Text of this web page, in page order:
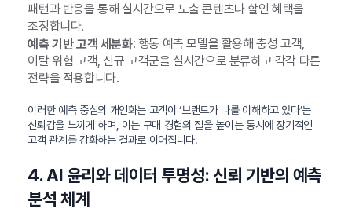
패턴과 반응을 통해 실시간으로 노출 콘텐츠나 할인 혜택을
조정합니다.
예측 기반 고객 세분화: 행동 예측 모델을 활용해 충성 고객,
이탈 위험 고객, 신규 고객군을 실시간으로 분류하고 각각 다른
전략을 적용합니다.
이러한 예측 중심의 개인화는 고객이 ‘브랜드가 나를 이해하고 있다’는
신뢰감을 느끼게 하며, 이는 구매 경험의 질을 높이는 동시에 장기적인
고객 관계를 강화하는 결과로 이어집니다.
4. AI 윤리와 데이터 투명성: 신뢰 기반의 예측
분석 체계